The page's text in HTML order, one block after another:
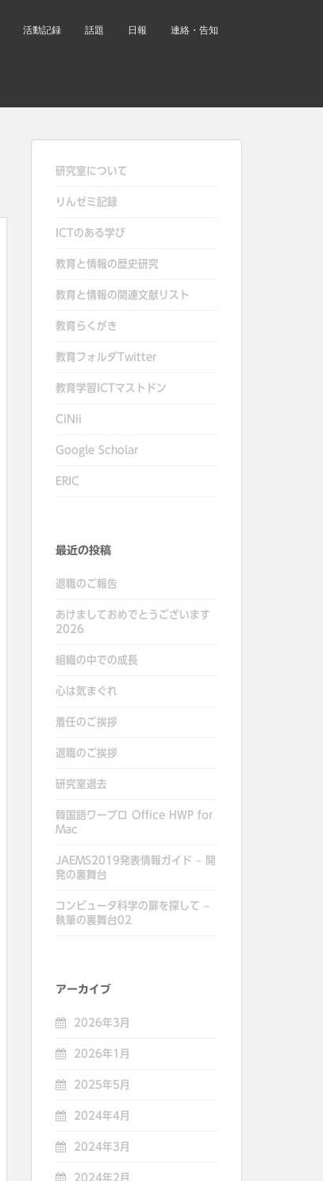
活動記録 話題 日報 連絡・告知
研究室について
りんゼミ記録
ICTのある学び
教育と情報の歴史研究
教育と情報の関連文献リスト
教育らくがき
教育フォルダTwitter
教育学習ICTマストドン
CiNii
Google Scholar
ERIC
最近の投稿
退職のご報告
あけましておめでとうございます
2026
組織の中での成長
心は気まぐれ
着任のご挨拶
退職のご挨拶
研究室退去
韓国語ワープロ Office HWP for
Mac
JAEMS2019発表情報ガイド – 開
発の裏舞台
コンピュータ科学の扉を探して –
執筆の裏舞台02
アーカイブ
2026年3月
2026年1月
2025年5月
2024年4月
2024年3月
2024年2月